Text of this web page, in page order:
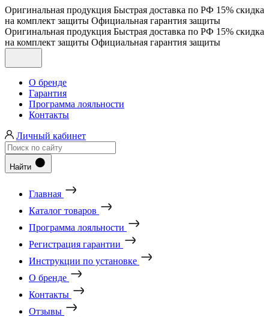
Оригинальная продукция Быстрая доставка по РФ 15% скидка
на комплект защиты Официальная гарантия защиты
Оригинальная продукция Быстрая доставка по РФ 15% скидка
на комплект защиты Официальная гарантия защиты
О бренде
Гарантия
Программа лояльности
Контакты
Личный кабинет
Найти
Главная
Каталог товаров
Программа лояльности
Регистрация гарантии
Инструкции по установке
О бренде
Контакты
Отзывы